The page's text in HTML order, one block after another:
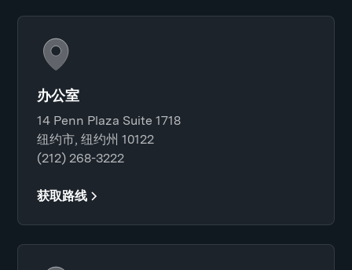
办公室
14 Penn Plaza Suite 1718
纽约市, 纽约州 10122
(212) 268-3222
获取路线